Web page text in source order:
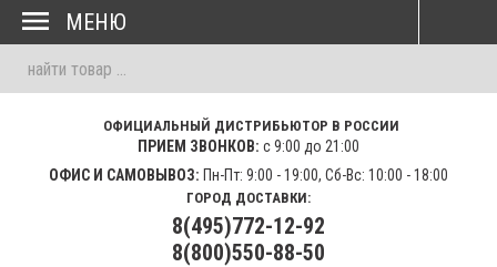
ОФИЦИАЛЬНЫЙ ДИСТРИБЬЮТОР В РОССИИ
ПРИЕМ ЗВОНКОВ: с 9:00 до 21:00
ОФИС И САМОВЫВОЗ: Пн-Пт: 9:00 - 19:00, Сб-Вс: 10:00 - 18:00
ГОРОД ДОСТАВКИ:
8(495)772-12-92
8(800)550-88-50
МЕНЮ